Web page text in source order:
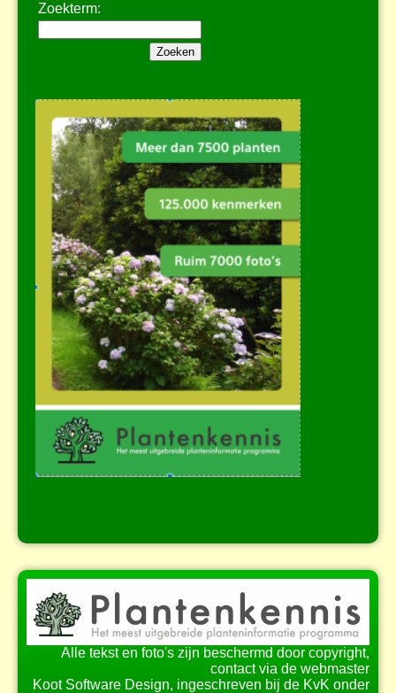
Zoekterm:
Alle tekst en foto's zijn beschermd door copyright,
contact via de webmaster
Koot Software Design, ingeschreven bij de KvK onder